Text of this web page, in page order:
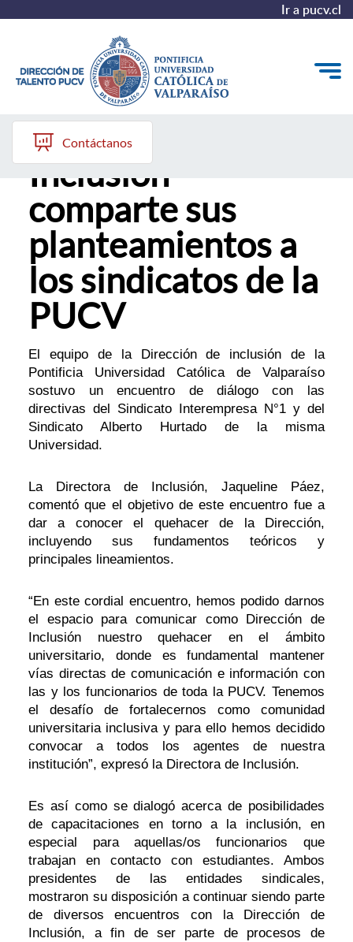
Ir a pucv.cl
Quiénes somos
Nuestros Programas
Investigación
Recursos
Contáctanos
Dirección de
Inclusión
comparte sus
planteamientos a
los sindicatos de la
PUCV
El equipo de la Dirección de inclusión de la
Pontificia Universidad Católica de Valparaíso
sostuvo un encuentro de diálogo con las
directivas del Sindicato Interempresa N°1 y del
Sindicato Alberto Hurtado de la misma
Universidad.
La Directora de Inclusión, Jaqueline Páez,
comentó que el objetivo de este encuentro fue a
dar a conocer el quehacer de la Dirección,
incluyendo sus fundamentos teóricos y
principales lineamientos.
“En este cordial encuentro, hemos podido darnos
el espacio para comunicar como Dirección de
Inclusión nuestro quehacer en el ámbito
universitario, donde es fundamental mantener
vías directas de comunicación e información con
las y los funcionarios de toda la PUCV. Tenemos
el desafío de fortalecernos como comunidad
universitaria inclusiva y para ello hemos decidido
convocar a todos los agentes de nuestra
institución”, expresó la Directora de Inclusión.
Es así como se dialogó acerca de posibilidades
de capacitaciones en torno a la inclusión, en
especial para aquellas/os funcionarios que
trabajan en contacto con estudiantes. Ambos
presidentes de las entidades sindicales,
mostraron su disposición a continuar siendo parte
de diversos encuentros con la Dirección de
Inclusión, a fin de ser parte de procesos de